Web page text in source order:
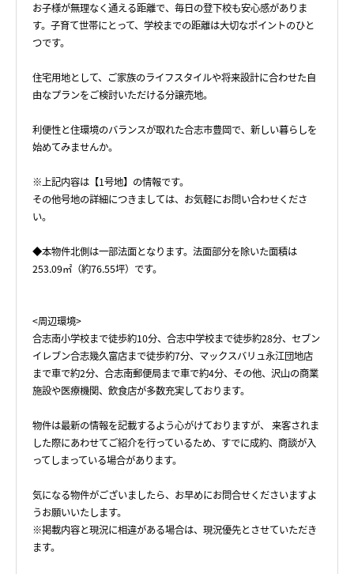
お子様が無理なく通える距離で、毎日の登下校も安心感がありま
す。子育て世帯にとって、学校までの距離は大切なポイントのひと
つです。
住宅用地として、ご家族のライフスタイルや将来設計に合わせた自
由なプランをご検討いただける分譲売地。
利便性と住環境のバランスが取れた合志市豊岡で、新しい暮らしを
始めてみませんか。
※上記内容は【1号地】の情報です。
その他号地の詳細につきましては、お気軽にお問い合わせくださ
い。
◆本物件北側は一部法面となります。法面部分を除いた面積は
253.09㎡（約76.55坪）です。
<周辺環境>
合志南小学校まで徒歩約10分、合志中学校まで徒歩約28分、セブン
イレブン合志幾久富店まで徒歩約7分、マックスバリュ永江団地店
まで車で約2分、合志南郵便局まで車で約4分、その他、沢山の商業
施設や医療機関、飲食店が多数充実しております。
物件は最新の情報を記載するよう心がけておりますが、 来客されま
した際にあわせてご紹介を行っているため、すでに成約、商談が入
ってしまっている場合があります。
気になる物件がございましたら、お早めにお問合せくださいますよ
うお願いいたします。
※掲載内容と現況に相違がある場合は、現況優先とさせていただき
ます。